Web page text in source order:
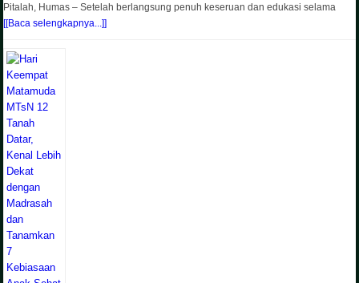
Pitalah, Humas – Setelah berlangsung penuh keseruan dan edukasi selama
[[Baca selengkapnya...]]